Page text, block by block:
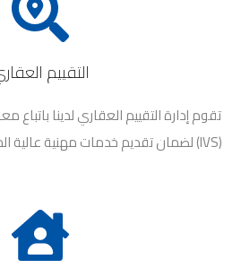
التقييم
تقوم إدارة التقييم العقاري لدينا باتباع
(IVS) لضمان تقديم خدمات مهنية عالية الجودة وتحقيق رضا العملاء.